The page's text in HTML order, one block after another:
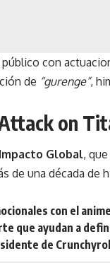
con
de “gurenge”,
on
Global,
de una década de
con el
que ayudan a
de